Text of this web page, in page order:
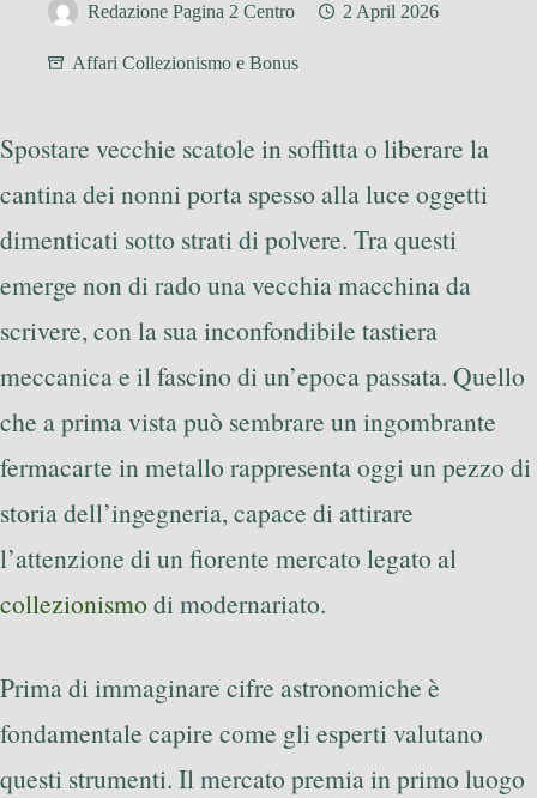
Redazione Pagina 2 Centro 2 April 2026
Affari Collezionismo e Bonus
Spostare vecchie scatole in soffitta o liberare la
cantina dei nonni porta spesso alla luce oggetti
dimenticati sotto strati di polvere. Tra questi
emerge non di rado una vecchia macchina da
scrivere, con la sua inconfondibile tastiera
meccanica e il fascino di un’epoca passata. Quello
che a prima vista può sembrare un ingombrante
fermacarte in metallo rappresenta oggi un pezzo di
storia dell’ingegneria, capace di attirare
l’attenzione di un fiorente mercato legato al
collezionismo di modernariato.
Prima di immaginare cifre astronomiche è
fondamentale capire come gli esperti valutano
questi strumenti. Il mercato premia in primo luogo